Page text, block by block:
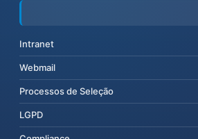
Intranet
Webmail
Processos de Seleção
LGPD